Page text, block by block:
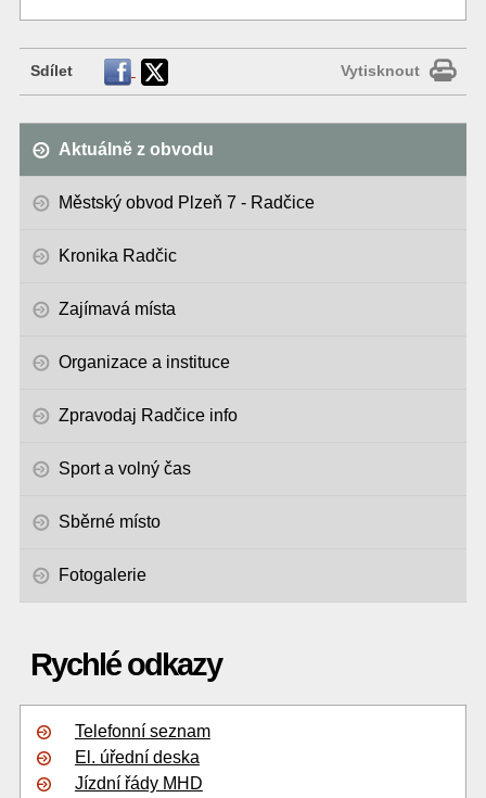
Sdílet Vytisknout
Aktuálně z obvodu
Městský obvod Plzeň 7 - Radčice
Kronika Radčic
Zajímavá místa
Organizace a instituce
Zpravodaj Radčice info
Sport a volný čas
Sběrné místo
Fotogalerie
Rychlé odkazy
Telefonní seznam
El. úřední deska
Jízdní řády MHD